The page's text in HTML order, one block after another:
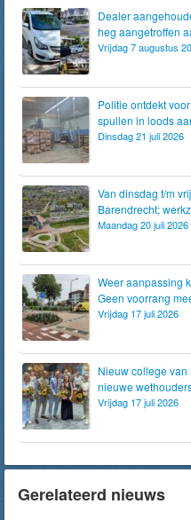
Dealer
heg aangetroffen
Vrijdag 7 augustus
Politie ontdekt
spullen in loods
Dinsdag 21 juli 2026
Van dinsdag t/m
Barendrecht;
Maandag 20 juli 2026
Weer aanpassing
Geen voorrang
Vrijdag 17 juli 2026
Nieuw college van
nieuwe
Vrijdag 17 juli 2026
Gerelateerd nieuws